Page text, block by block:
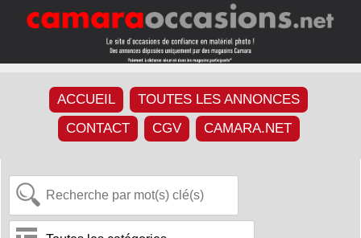
ACCUEIL
TOUTES LES ANNONCES
CONTACT
CGV CAMARA.NET